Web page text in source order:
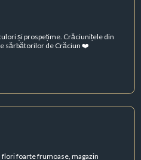
și prospețime. Crăciunițele din
sărbătorilor de Crăciun ❤️
flori foarte frumoase, magazin